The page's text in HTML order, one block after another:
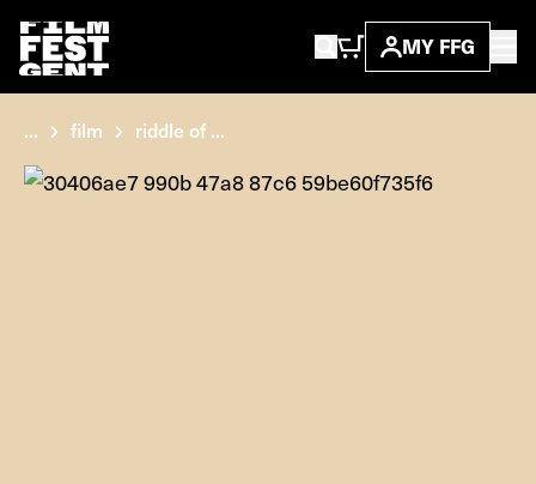
MY FFG
... film riddle of ...